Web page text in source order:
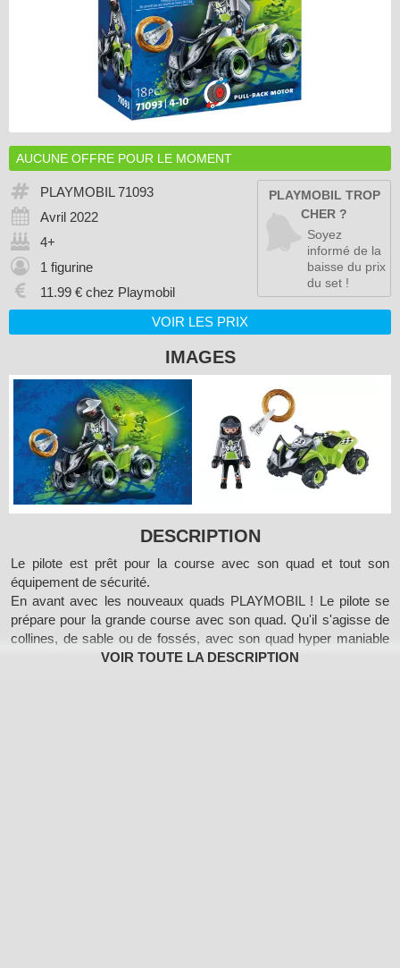
AUCUNE OFFRE POUR LE MOMENT
PLAYMOBIL 71093
Avril 2022
4+
1 figurine
11.99 € chez Playmobil
PLAYMOBIL TROP
CHER ?
Soyez
informé de la
baisse du prix
du set !
VOIR LES PRIX
IMAGES
DESCRIPTION
Le pilote est prêt pour la course avec son quad et tout son
équipement de sécurité.
En avant avec les nouveaux quads PLAYMOBIL ! Le pilote se
prépare pour la grande course avec son quad. Qu'il s'agisse de
collines, de sable ou de fossés, avec son quad hyper maniable
doté d'un pare-buffle, le pilote est bien équipé pour tous les